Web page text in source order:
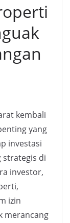
kembali
yang
investasi
strategis di
investor,
izin
merancang